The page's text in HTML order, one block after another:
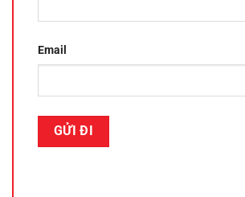
Email